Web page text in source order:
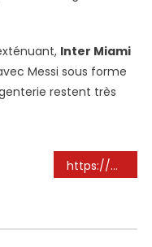
Inter Miami
Messi sous forme
restent très
https://www.youtube.com/watch%3fv%3d9akoyuusghu